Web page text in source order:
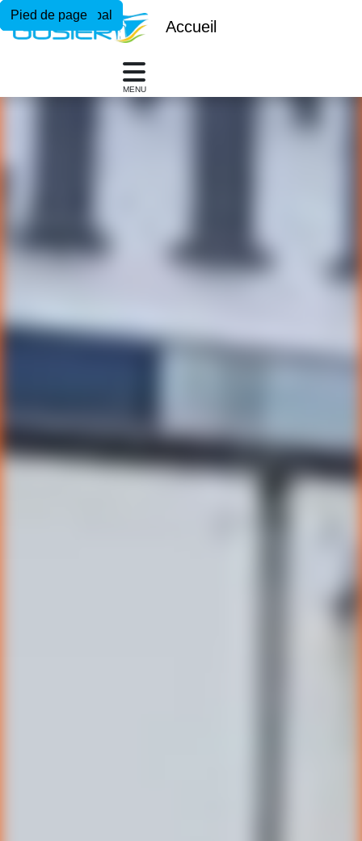
Menu principal
Contenu principal
Pied de page
Accueil
MENU